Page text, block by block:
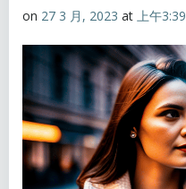
on 27 3 月, 2023 at 上午3:39